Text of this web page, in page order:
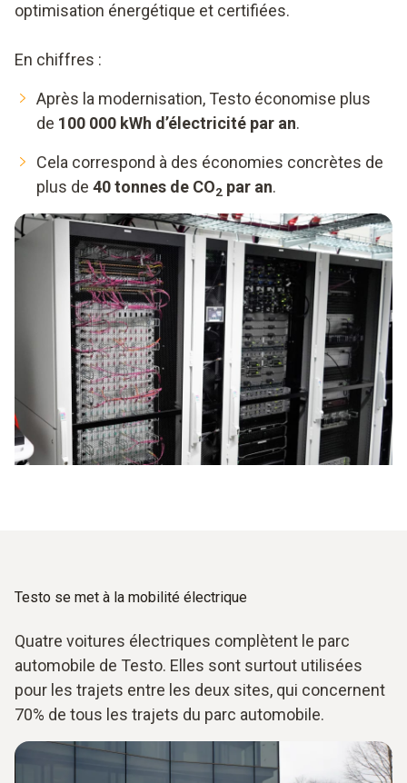
optimisation énergétique et certifiées.
En chiffres :
Après la modernisation, Testo économise plus
de 100 000 kWh d’électricité par an.
Cela correspond à des économies concrètes de
plus de 40 tonnes de CO2 par an.
Testo se met à la mobilité électrique
Quatre voitures électriques complètent le parc
automobile de Testo. Elles sont surtout utilisées
pour les trajets entre les deux sites, qui concernent
70% de tous les trajets du parc automobile.